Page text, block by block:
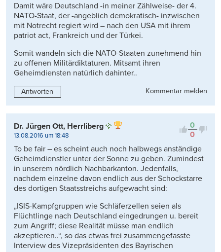
Damit wäre Deutschland -in meiner Zählweise- der 4.
NATO-Staat, der -angeblich demokratisch- inzwischen
mit Notrecht regiert wird – nach den USA mit ihrem
patriot act, Frankreich und der Türkei.
Somit wandeln sich die NATO-Staaten zunehmend hin
zu offenen Militärdiktaturen. Mitsamt ihren
Geheimdiensten natürlich dahinter..
Antworten Kommentar melden
0
0
Dr. Jürgen Ott, Herrliberg
13.08.2016 um 18:48
To be fair – es scheint auch noch halbwegs anständige
Geheimdienstler unter der Sonne zu geben. Zumindest
in unserem nördlich Nachbarkanton. Jedenfalls,
nachdem einzelne davon endlich aus der Schockstarre
des dortigen Staatsstreichs aufgewacht sind:
„ISIS-Kampfgruppen wie Schläferzellen seien als
Flüchtlinge nach Deutschland eingedrungen u. bereit
zum Angriff; diese Realität müsse man endlich
akzeptieren..“, so das etwas frei zusammengefasste
Interview des Vizepräsidenten des Bayrischen